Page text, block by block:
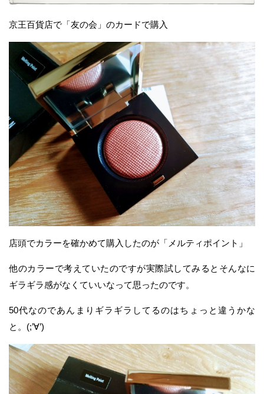
京王百貨店で「友の会」のカードで購入
店頭でカラーを確かめて購入したのが「メルティポイント」
他のカラーで考えていたのですが実際試してみるとそんなに
ギラギラ感がなくていいなって思ったのです。
50代なのであんまりギラギラしてるのはちょっと違うかな
と。(;’∀’)